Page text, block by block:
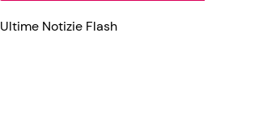
Ultime Notizie Flash